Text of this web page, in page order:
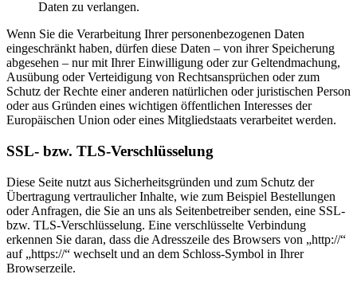
Daten zu verlangen.
Wenn Sie die Verarbeitung Ihrer personenbezogenen Daten
eingeschränkt haben, dürfen diese Daten – von ihrer Speicherung
abgesehen – nur mit Ihrer Einwilligung oder zur Geltendmachung,
Ausübung oder Verteidigung von Rechtsansprüchen oder zum
Schutz der Rechte einer anderen natürlichen oder juristischen Person
oder aus Gründen eines wichtigen öffentlichen Interesses der
Europäischen Union oder eines Mitgliedstaats verarbeitet werden.
SSL- bzw. TLS-Verschlüsselung
Diese Seite nutzt aus Sicherheitsgründen und zum Schutz der
Übertragung vertraulicher Inhalte, wie zum Beispiel Bestellungen
oder Anfragen, die Sie an uns als Seitenbetreiber senden, eine SSL-
bzw. TLS-Verschlüsselung. Eine verschlüsselte Verbindung
erkennen Sie daran, dass die Adresszeile des Browsers von „http://“
auf „https://“ wechselt und an dem Schloss-Symbol in Ihrer
Browserzeile.